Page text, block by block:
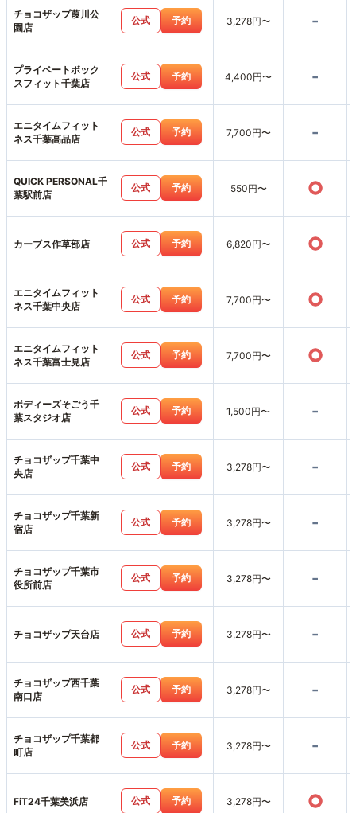
チョコザップ葭川公
園店
公式 予約 3,278円〜 -
プライベートボック
スフィット千葉店
公式 予約 4,400円〜 -
エニタイムフィット
ネス千葉高品店
公式 予約 7,700円〜 -
QUICK PERSONAL千
葉駅前店
公式 予約 550円〜 ○
カーブス作草部店 公式 予約 6,820円〜 ○
エニタイムフィット
ネス千葉中央店
公式 予約 7,700円〜 ○
エニタイムフィット
ネス千葉富士見店
公式 予約 7,700円〜 ○
ボディーズそごう千
葉スタジオ店
公式 予約 1,500円〜 -
チョコザップ千葉中
央店
公式 予約 3,278円〜 -
チョコザップ千葉新
宿店
公式 予約 3,278円〜 -
チョコザップ千葉市
役所前店
公式 予約 3,278円〜 -
チョコザップ天台店 公式 予約 3,278円〜 -
チョコザップ西千葉
南口店
公式 予約 3,278円〜 -
チョコザップ千葉都
町店
公式 予約 3,278円〜 -
FiT24千葉美浜店 公式 予約 3,278円〜 ○